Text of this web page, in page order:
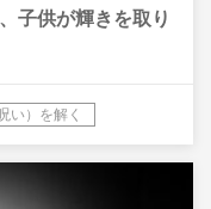
子供が輝きを取り
い）を解く